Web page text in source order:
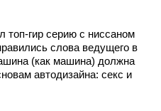
топ-гир серию с ниссаном
слова ведущего в
(как машина) должна
автодизайна: секс и
быть красива и хоть в
элементы,